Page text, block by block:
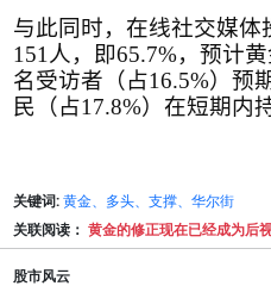
与此同时，在线社交媒体
151 人，即65.7%，预计
名受访者（占16.5%）预
民（占17.8%）在短期内
关键词: 黄金、多头、支撑、华尔街
关联阅读： 黄金的修正现在已经成为后
股市风云